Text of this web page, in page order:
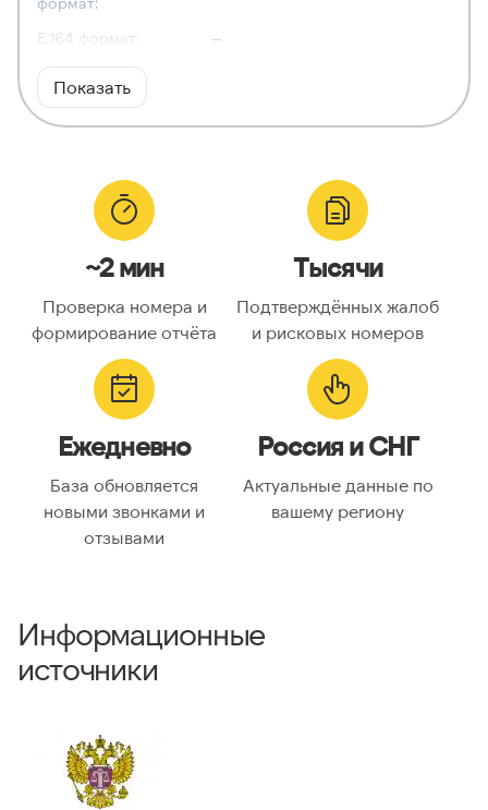
E.164 формат:
—
RFC3966
формат:
Тип номера:
Оператор связи:
Национальный
Код страны:
ГЕОЛОКАЦИЯ
Географическое
описание:
Часовые пояса:
ВАЛИДАЦИЯ И ТИП
номер:
Можно набрать
Показать
~2 мин
Проверка номера и
формирование отчёта
Тысячи
Подтверждённых жалоб
и рисковых номеров
Ежедневно
База обновляется
новыми звонками и
отзывами
Россия и СНГ
Актуальные данные по
вашему региону
Информационные
источники